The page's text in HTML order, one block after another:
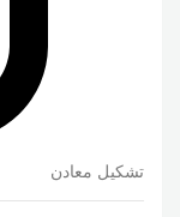
تشكيل معادن